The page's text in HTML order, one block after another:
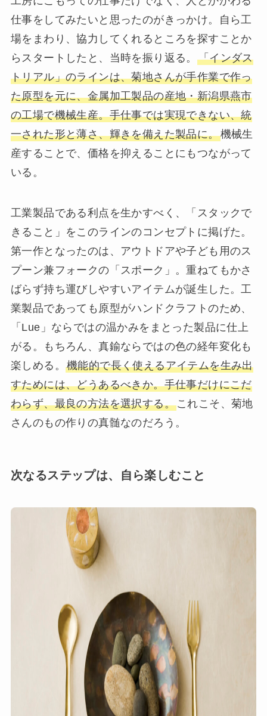
仕事をしてみたいと思ったのがきっかけ。自ら工
場をまわり、協力してくれるところを探すことか
らスタートしたと、当時を振り返る。 「インダス
トリアル」のラインは、菊地さんが手作業で作っ
た原型を元に、金属加工製品の産地・新潟県燕市
の工場で機械生産。手仕事では実現できない、統
一された形と薄さ、輝きを備えた製品に。機械生
産することで、価格を抑えることにもつながって
いる。
工業製品である利点を生かすべく、「スタックで
きること」をこのラインのコンセプトに掲げた。
第一作となったのは、アウトドアや子ども用のス
プーン兼フォークの「スポーク」。重ねてもかさ
ばらず持ち運びしやすいアイテムが誕生した。工
業製品であっても原型がハンドクラフトのため、
「Lue」ならではの温かみをまとった製品に仕上
がる。もちろん、真鍮ならではの色の経年変化も
楽しめる。 機能的で長く使えるアイテムを生み出
すためには、どうあるべきか。手仕事だけにこだ
わらず、最良の方法を選択する。これこそ、菊地
さんのもの作りの真髄なのだろう。
次なるステップは、自ら楽しむこと